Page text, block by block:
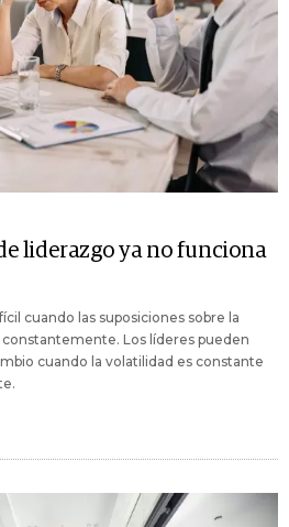
liderazgo ya no funciona
cuando las suposiciones sobre la
Los líderes pueden
cuando la volatilidad es constante